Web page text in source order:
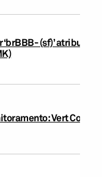
(sf)’ atribuído
Vert